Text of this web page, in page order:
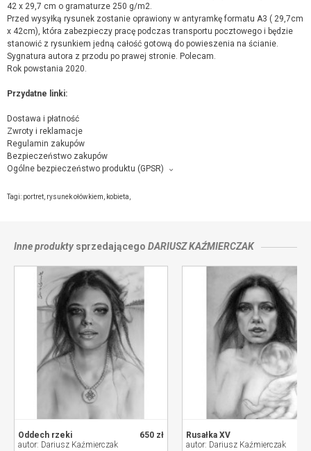
42 x 29,7 cm o gramaturze 250 g/m2.
Przed wysyłką rysunek zostanie oprawiony w antyramkę formatu A3 ( 29,7cm
x 42cm), która zabezpieczy pracę podczas transportu pocztowego i będzie
stanowić z rysunkiem jedną całość gotową do powieszenia na ścianie.
Sygnatura autora z przodu po prawej stronie. Polecam.
Rok powstania 2020.
Przydatne linki:
Dostawa i płatność
Zwroty i reklamacje
Regulamin zakupów
Bezpieczeństwo zakupów
Ogólne bezpieczeństwo produktu (GPSR)
Dariusz Kaźmierczak, Leśników, 4, 4, 09-100 Płońsk,
sprzedającym
Tagi: portret rysunek ołówkiem kobieta
Inne produktysprzedającego DARIUSZ KAŹMIERCZAK
650 zł
Oddech rzeki
autor: Dariusz Kaźmierczak
Rusałka XV
autor: Dariusz Kaźmierczak